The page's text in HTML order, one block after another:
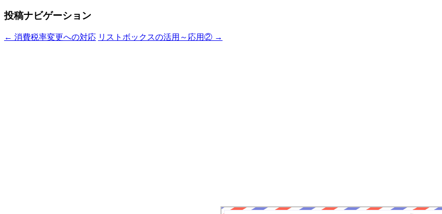
投稿ナビゲーション
← 消費税率変更への対応 リストボックスの活用～応用② →